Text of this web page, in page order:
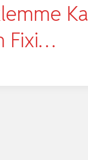
Fixi…